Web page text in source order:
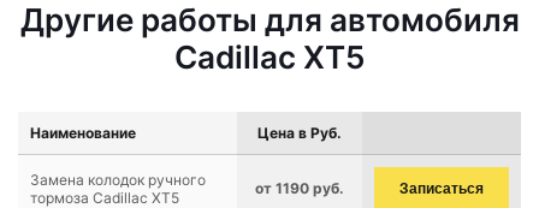
Другие работы для автомобиля
Cadillac XT5
Наименование Цена в Руб.
Замена колодок ручного
тормоза Cadillac XT5
от 1190 руб. Записаться